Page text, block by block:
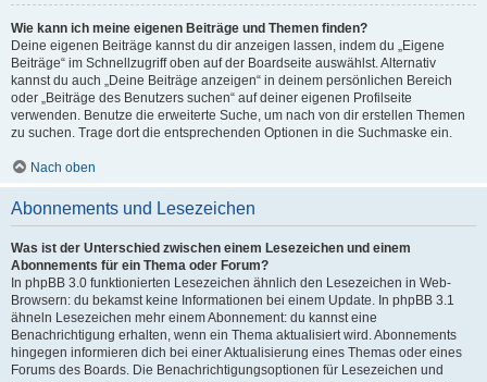
Wie kann ich meine eigenen Beiträge und Themen finden?
Deine eigenen Beiträge kannst du dir anzeigen lassen, indem du „Eigene
Beiträge“ im Schnellzugriff oben auf der Boardseite auswählst. Alternativ
kannst du auch „Deine Beiträge anzeigen“ in deinem persönlichen Bereich
oder „Beiträge des Benutzers suchen“ auf deiner eigenen Profilseite
verwenden. Benutze die erweiterte Suche, um nach von dir erstellen Themen
zu suchen. Trage dort die entsprechenden Optionen in die Suchmaske ein.
Nach oben
Abonnements und Lesezeichen
Was ist der Unterschied zwischen einem Lesezeichen und einem
Abonnements für ein Thema oder Forum?
In phpBB 3.0 funktionierten Lesezeichen ähnlich den Lesezeichen in Web-
Browsern: du bekamst keine Informationen bei einem Update. In phpBB 3.1
ähneln Lesezeichen mehr einem Abonnement: du kannst eine
Benachrichtigung erhalten, wenn ein Thema aktualisiert wird. Abonnements
hingegen informieren dich bei einer Aktualisierung eines Themas oder eines
Forums des Boards. Die Benachrichtigungsoptionen für Lesezeichen und